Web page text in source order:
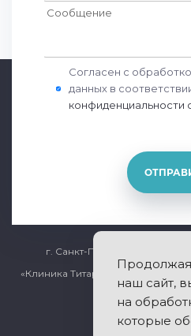
Согласен с
данных в
конфиденциальности
г. Санкт-Петербург,
«Клиника Титарчука» - лечение
Продолжая
наш сайт,
на
которые